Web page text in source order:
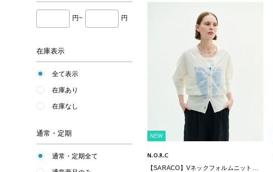
円~ 円
在庫表示
全て表示
在庫あり
在庫なし
通常・定期
通常・定期全て
NEW
N.O.R.C
【SARACO】Vネックフォルムニットカ